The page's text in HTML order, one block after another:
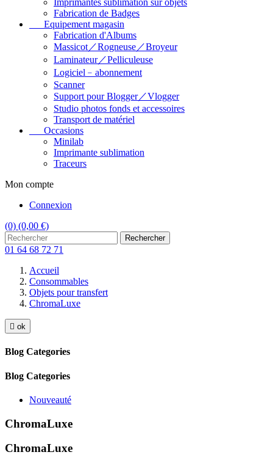
Imprimantes sublimation sur objets
Fabrication de Badges
Equipement magasin
Fabrication d'Albums
Massicot／Rogneuse／Broyeur
Laminateur／Pelliculeuse
Logiciel﹣abonnement
Scanner
Support pour Blogger／Vlogger
Studio photos fonds et accessoires
Transport de matériel
Occasions
Minilab
Imprimante sublimation
Traceurs
Mon compte
Connexion
(0) (0,00 €)
Rechercher
01 64 68 72 71
Accueil
Consommables
Objets pour transfert
ChromaLuxe
 ok
Blog Categories
Blog Categories
Nouveauté
ChromaLuxe
ChromaLuxe